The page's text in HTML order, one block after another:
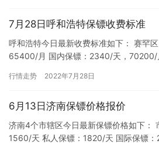
7月28日呼和浩特保镖收费标准
呼和浩特今日最新收费标准如下： 赛罕
65400/月 国内保镖：2340/天，70200/
行情走势 2022年7月28日
6月13日济南保镖价格报价
济南4个市辖区今日最新保镖价格如下：
1560/天 私人保镖：1820/天 国际保镖：